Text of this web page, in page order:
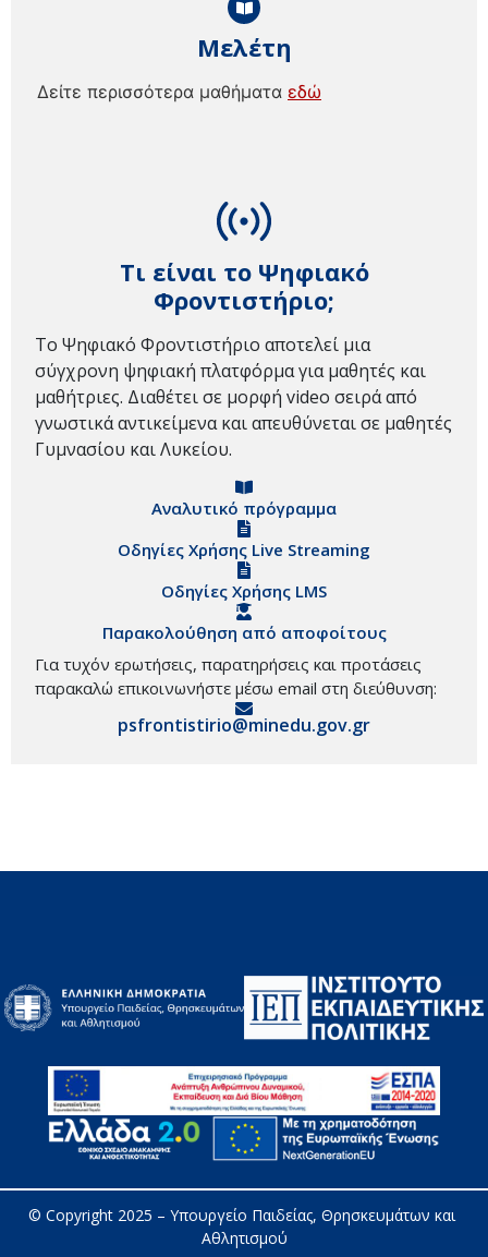
Τι είναι το Ψηφιακό
Φροντιστήριο;
Το Ψηφιακό Φροντιστήριο αποτελεί μια
σύγχρονη ψηφιακή πλατφόρμα για μαθητές και
μαθήτριες. Διαθέτει σε μορφή video σειρά από
γνωστικά αντικείμενα και απευθύνεται σε μαθητές
Γυμνασίου και Λυκείου.
Αναλυτικό πρόγραμμα
Οδηγίες Χρήσης Live Streaming
Οδηγίες Χρήσης LMS
Παρακολούθηση από αποφοίτους
Για τυχόν ερωτήσεις, παρατηρήσεις και προτάσεις
παρακαλώ επικοινωνήστε μέσω email στη διεύθυνση:
psfrontistirio@minedu.gov.gr
Μελέτη
Δείτε περισσότερα μαθήματα εδώ
© Copyright 2025 – Υπουργείο Παιδείας, Θρησκευμάτων και
Αθλητισμού